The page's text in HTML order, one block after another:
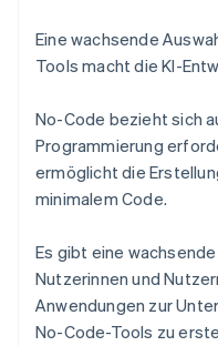
Eine wachsende
Tools macht die KI-
No-Code bezieht sich
Programmierung
ermöglicht die
minimalem Code.
Es gibt eine
Nutzerinnen und
Anwendungen zur
No-Code-Tools zu